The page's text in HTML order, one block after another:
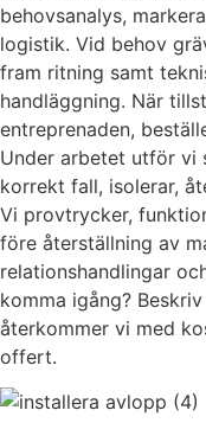
behovsanalys,
logistik. Vid behov
fram ritning samt
handläggning. När
entreprenaden,
Under arbetet utför vi
korrekt fall, isolerar,
Vi provtrycker,
före återställning av
relationshandlingar
komma igång?
återkommer vi med
offert.